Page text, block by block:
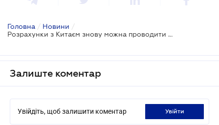
Головна / Новини /
Розрахунки з Китаєм знову можна проводити в гривнях та юанях
Залиште коментар
Увійдіть, щоб залишити коментар увійти